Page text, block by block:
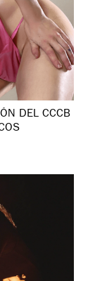
DEL CCCB